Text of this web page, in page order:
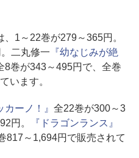
、1～22巻が279～365円。
二丸修一 『幼なじみが絶
8巻が343～495円で、全巻
います。
カーノ！』 全22巻が300～3
円。
『ドラゴンランス』
817～1,694円で販売されて